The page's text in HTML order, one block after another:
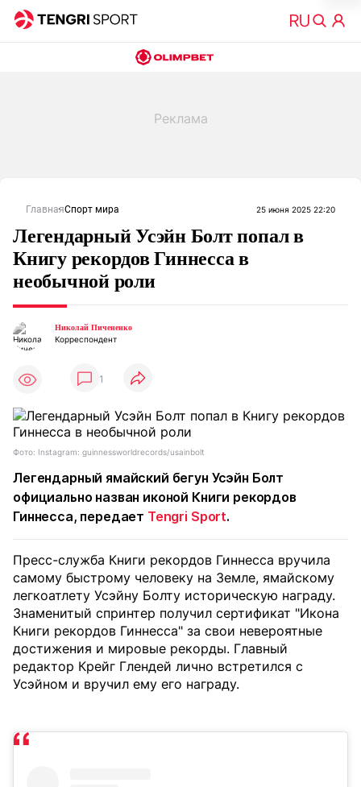
ГлавнаяСпорт мира 25 июня 2025 22:20
Легендарный Усэйн Болт попал в
Книгу рекордов Гиннесса в
необычной роли
Николай Пичененко
Корреспондент
1
Фото: Instagram: guinnessworldrecords/usainbolt
Легендарный ямайский бегун Усэйн Болт
официально назван иконой Книги рекордов
Гиннесса, передает Tengri Sport.
Пресс-служба Книги рекордов Гиннесса вручила
самому быстрому человеку на Земле, ямайскому
легкоатлету Усэйну Болту историческую награду.
Знаменитый спринтер получил сертификат "Икона
Книги рекордов Гиннесса" за свои невероятные
достижения и мировые рекорды. Главный
редактор Крейг Глендей лично встретился с
Усэйном и вручил ему его награду.